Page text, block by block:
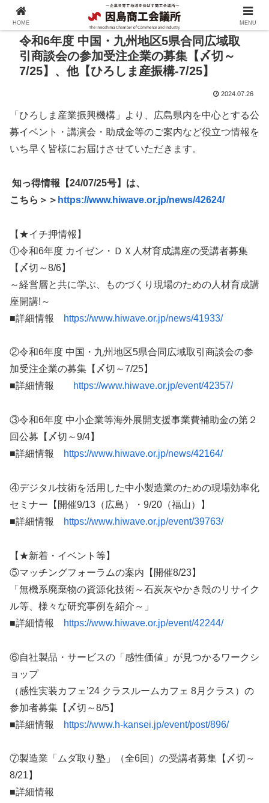
令和6年度 中国・九州地区5県合同広域取
引商談会の参加受注企業の募集【〆切～
7/25】、他【ひろしま産振構-7/25】
2024.07.26
「ひろしま産業振興機構」より、広島県内を中心とする公
募イベント・講演会・助成金等のご案内など役立つ情報を
いち早く皆様にお届けさせていただきます。
知っ得情報【24/07/25号】は、
こちら＞＞ https://www.hiwave.or.jp/news/42624/
【★イチ押情報】
①令和6年度 カイゼン・ＤＸ人材育成講座の受講者募集
【〆切～8/6】
～経営層と共に学ぶ、ものづくり現場のための人材育成講
座開講!～
■詳細情報
https://www.hiwave.or.jp/news/41933/
②令和6年度 中国・九州地区5県合同広域取引商談会の参
加受注企業の募集【〆切～7/25】
■詳細情報
https://www.hiwave.or.jp/event/42357/
③令和6年度 中小企業等海外展開支援事業費補助金の第２
回公募【〆切～9/4】
■詳細情報
https://www.hiwave.or.jp/news/42164/
④デジタル技術を活用した中小製造業のための現場効率化
セミナー【開催9/13（広島）・9/20（福山）】
■詳細情報
https://www.hiwave.or.jp/event/39763/
【★新着・イベント等】
⑤マッチングフォーラムの案内【開催8/23】
「無機系廃棄物の資源化技術～石炭灰やかき殻のリサイク
ル等、様々な研究事例を紹介～」
■詳細情報
https://www.hiwave.or.jp/event/42244/
⑥自社製品・サービスの「感性価値」が見つかるワークシ
ョップ
（感性実装カフェ’24 クラスルームカフェ 8月クラス）の
参加者募集【〆切～8/5】
■詳細情報
https://www.h-kansei.jp/event/post/896/
⑦製造業「ムダ取り塾」（全6回）の受講者募集【〆切～
8/21】
■詳細情報
HOME MENU